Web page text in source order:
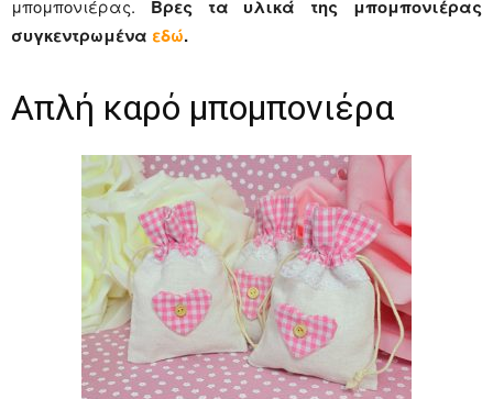
μπομπονιέρας. Βρες τα υλικά της μπομπονιέρας
συγκεντρωμένα εδώ.
Απλή καρό μπομπονιέρα